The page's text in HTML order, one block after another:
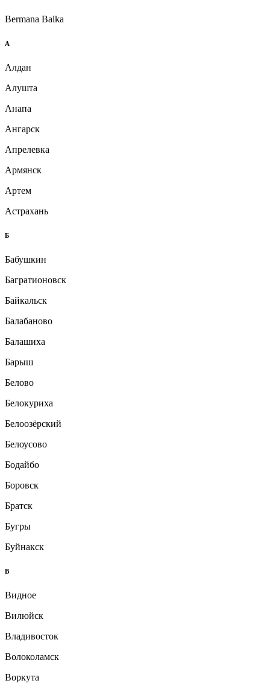
Bermana Balka
А
Алдан
Алушта
Анапа
Ангарск
Апрелевка
Армянск
Артем
Астрахань
Б
Бабушкин
Багратионовск
Байкальск
Балабаново
Балашиха
Барыш
Белово
Белокуриха
Белоозёрский
Белоусово
Бодайбо
Боровск
Братск
Бугры
Буйнакск
В
Видное
Вилюйск
Владивосток
Волоколамск
Воркута